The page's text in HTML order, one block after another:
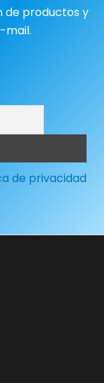
de productos y
mail.
de privacidad